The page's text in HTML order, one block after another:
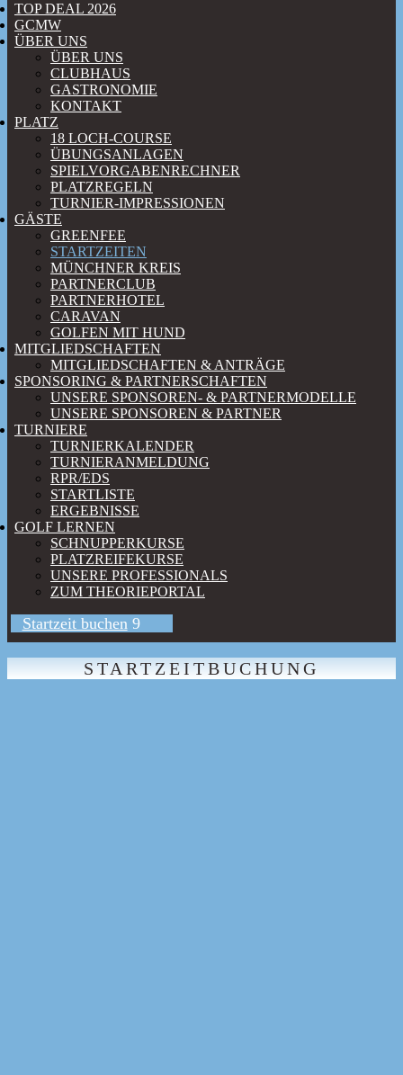
TOP DEAL 2026
GCMW
ÜBER UNS
ÜBER UNS
CLUBHAUS
GASTRONOMIE
KONTAKT
PLATZ
18 LOCH-COURSE
ÜBUNGSANLAGEN
SPIELVORGABENRECHNER
PLATZREGELN
TURNIER-IMPRESSIONEN
GÄSTE
GREENFEE
STARTZEITEN
MÜNCHNER KREIS
PARTNERCLUB
PARTNERHOTEL
CARAVAN
GOLFEN MIT HUND
MITGLIEDSCHAFTEN
MITGLIEDSCHAFTEN & ANTRÄGE
SPONSORING & PARTNERSCHAFTEN
UNSERE SPONSOREN- & PARTNERMODELLE
UNSERE SPONSOREN & PARTNER
TURNIERE
TURNIERKALENDER
TURNIERANMELDUNG
RPR/EDS
STARTLISTE
ERGEBNISSE
GOLF LERNEN
SCHNUPPERKURSE
PLATZREIFEKURSE
UNSERE PROFESSIONALS
ZUM THEORIEPORTAL
Startzeit buchen
STARTZEITBUCHUNG